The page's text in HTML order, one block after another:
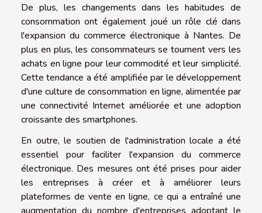
De plus, les changements dans les habitudes de
consommation ont également joué un rôle clé dans
l'expansion du commerce électronique à Nantes. De
plus en plus, les consommateurs se tournent vers les
achats en ligne pour leur commodité et leur simplicité.
Cette tendance a été amplifiée par le développement
d'une culture de consommation en ligne, alimentée par
une connectivité Internet améliorée et une adoption
croissante des smartphones.
En outre, le soutien de l'administration locale a été
essentiel pour faciliter l'expansion du commerce
électronique. Des mesures ont été prises pour aider
les entreprises à créer et à améliorer leurs
plateformes de vente en ligne, ce qui a entraîné une